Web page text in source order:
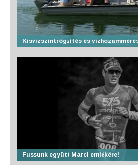
Kisvízszintrögzítés és
Fussunk együtt Marci emlékére!